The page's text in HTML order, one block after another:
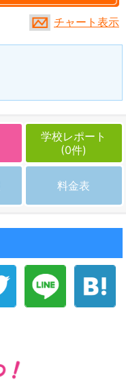
チャート表示
学校レポート
(0件)
料金表